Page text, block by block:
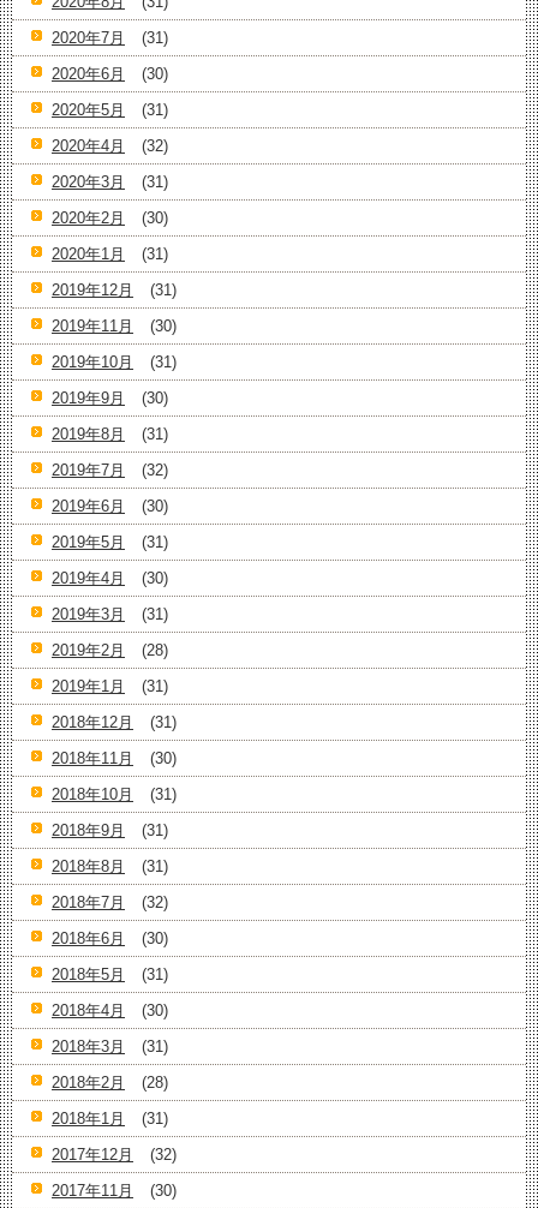
2020年7月
(31)
2020年6月
(30)
2020年5月
(31)
2020年4月
(32)
2020年3月
(31)
2020年2月
(30)
2020年1月
(31)
2019年12月
(31)
2019年11月
(30)
2019年10月
(31)
2019年9月
(30)
2019年8月
(31)
2019年7月
(32)
2019年6月
(30)
2019年5月
(31)
2019年4月
(30)
2019年3月
(31)
2019年2月
(28)
2019年1月
(31)
2018年12月
(31)
2018年11月
(30)
2018年10月
(31)
2018年9月
(31)
2018年8月
(31)
2018年7月
(32)
2018年6月
(30)
2018年5月
(31)
2018年4月
(30)
2018年3月
(31)
2018年2月
(28)
2018年1月
(31)
2017年12月
(32)
2017年11月
(30)